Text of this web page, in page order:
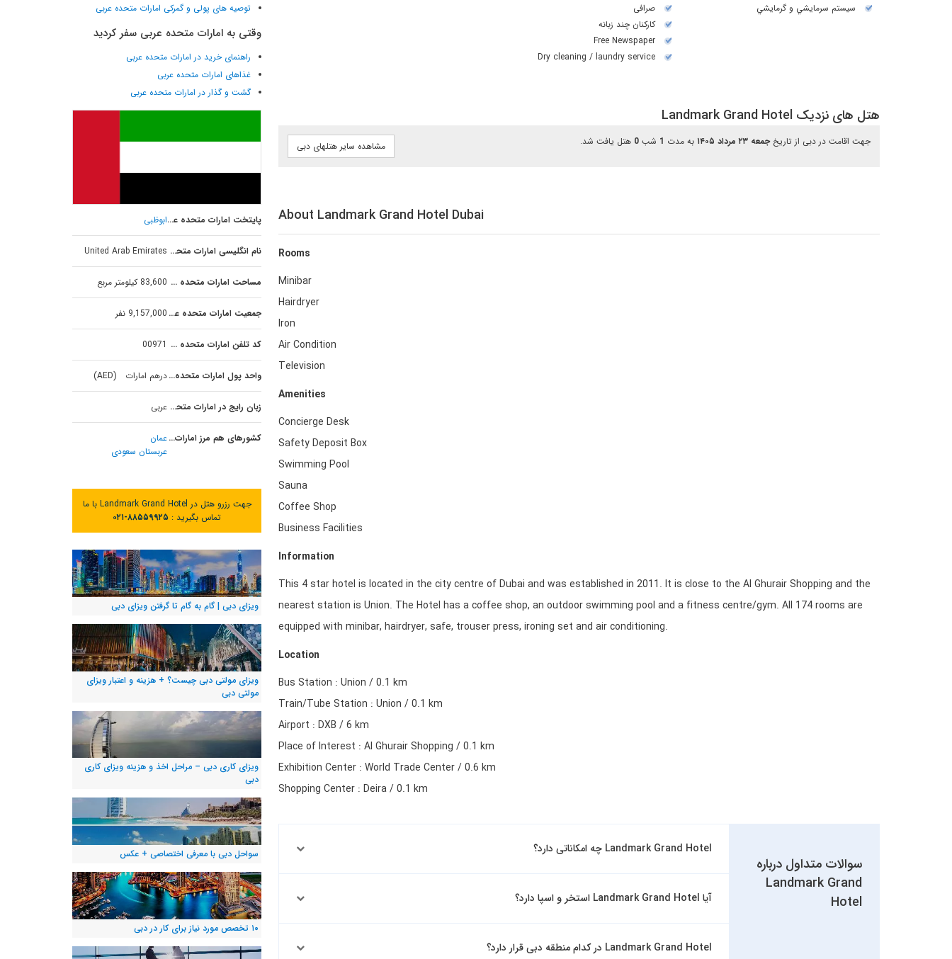
سيستم سرمايشي و گرمايشي
صرافی
کارکنان چند زبانه
Free Newspaper
Dry cleaning / laundry service
هتل های نزدیک Landmark Grand Hotel
جهت اقامت در دبی از تاریخجمعه ۲۳ مرداد ۱۴۰۵ به مدت 1 شب 0 هتل یافت شد. مشاهده سایر هتلهای دبی
About Landmark Grand Hotel Dubai
Rooms
Minibar
Hairdryer
Iron
Air Condition
Television
Amenities
Concierge Desk
Safety Deposit Box
Swimming Pool
Sauna
Coffee Shop
Business Facilities
Information
This 4 star hotel is located in the city centre of Dubai and was established in 2011. It is close to the Al Ghurair Shopping and the
nearest station is Union. The Hotel has a coffee shop, an outdoor swimming pool and a fitness centre/gym. All 174 rooms are
equipped with minibar, hairdryer, safe, trouser press, ironing set and air conditioning.
Location
Bus Station : Union / 0.1 km
Train/Tube Station : Union / 0.1 km
Airport : DXB / 6 km
Place of Interest : Al Ghurair Shopping / 0.1 km
Exhibition Center : World Trade Center / 0.6 km
Shopping Center : Deira / 0.1 km
سوالات متداول درباره
Landmark Grand
Hotel
Landmark Grand Hotel چه امکاناتی دارد؟
آیا Landmark Grand Hotel استخر و اسپا دارد؟
Landmark Grand Hotel در کدام منطقه دبی قرار دارد؟
توصیه های پولی و گمرکی امارات متحده عربی
وقتی به امارات متحده عربی سفر کردید
راهنمای خرید در امارات متحده عربی
غذاهای امارات متحده عربی
گشت و گذار در امارات متحده عربی
پایتخت امارات متحده عربیابوظبی
نام انگلیسی امارات متحده عربی United Arab Emirates
مساحت امارات متحده عربی 83,600 کیلومتر مربع
جمعیت امارات متحده عربی 9,157,000 نفر
کد تلفن امارات متحده عربی 00971
واحد پول امارات متحده عربیدرهم امارات (AED)
زبان رایج در امارات متحده عربی عربی
کشورهای هم مرز امارات متحده عربیعمان
عربستان سعودی
جهت رزرو هتل در Landmark Grand Hotel با ما
تماس بگیرید : ۰۲۱-۸۸۵۵۹۹۲۵
ویزای دبی | گام به گام تا گرفتن ویزای دبی
ویزای مولتی دبی چیست؟ + هزینه و اعتبار ویزای
مولتی دبی
ویزای کاری دبی – مراحل اخذ و هزینه ویزای کاری
دبی
سواحل دبی با معرفی اختصاصی + عکس
۱۰ تخصص مورد نیاز برای کار در دبی